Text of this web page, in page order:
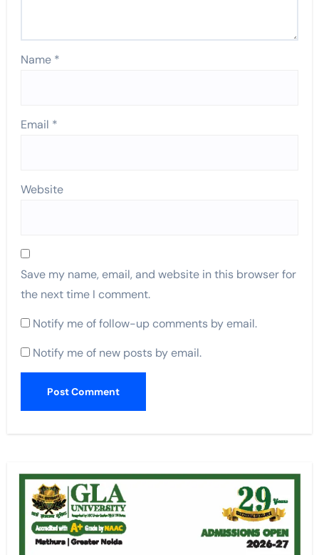
Name *
Email *
Website
Save my name, email, and website in this browser for
the next time I comment.
Notify me of follow-up comments by email.
Notify me of new posts by email.